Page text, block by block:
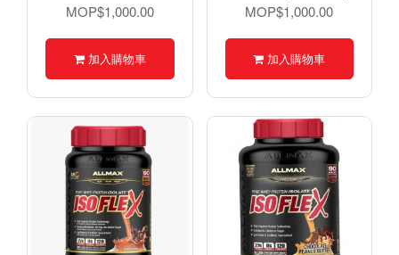
MOP$1,000.00
加入購物車
MOP$1,000.00
加入購物車